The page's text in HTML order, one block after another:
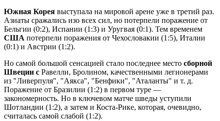
Южная Корея выступала на мировой арене уже в третий раз.
Азиаты сражались изо всех сил, но потерпели поражение от
Бельгии (0:2), Испании (1:3) и Уругвая (0:1). Тем временем
США потерпели поражения от Чехословакии (1:5), Италии
(0:1) и Австрии (1:2).
Но самой большой сенсацией стало последнее место сборной
Швеции с Равелли, Бролином, качественными легионерами
из "Ливерпуля", "Аякса", "Бенфики", "Аталанты" и т. д.
Поражение от Бразилии (1:2) в первом туре —
закономерность. Но в ключевом матче шведы уступили
Шотландии (1:2), а затем и Коста-Рике, которая, очевидно,
считалась самой слабой (1:2).